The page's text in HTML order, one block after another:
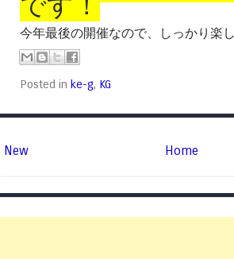
今年最後の開催なので、しっかり楽
Posted in ke-g, KG
New Home